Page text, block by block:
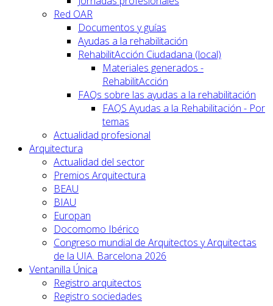
Red OAR
Documentos y guías
Ayudas a la rehabilitación
RehabilitAcción Ciudadana (local)
Materiales generados -
RehabilitAcción
FAQs sobre las ayudas a la rehabilitación
FAQS Ayudas a la Rehabilitación - Por
temas
Actualidad profesional
Arquitectura
Actualidad del sector
Premios Arquitectura
BEAU
BIAU
Europan
Docomomo Ibérico
Congreso mundial de Arquitectos y Arquitectas
de la UIA. Barcelona 2026
Ventanilla Única
Registro arquitectos
Registro sociedades